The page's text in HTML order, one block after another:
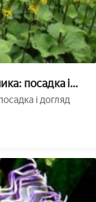
посадка і
і догляд